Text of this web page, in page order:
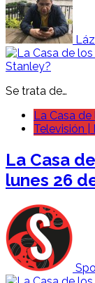
Se trata de…
La Casa
Televisión |
La Casa
lunes 26